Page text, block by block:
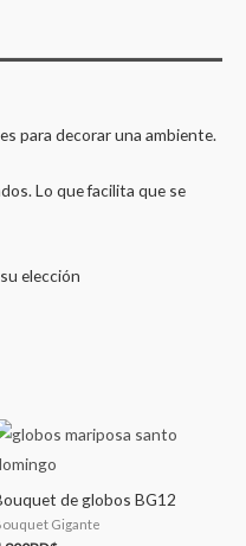
para decorar una ambiente.
Lo que facilita que se
elección
de globos BG12
Gigante